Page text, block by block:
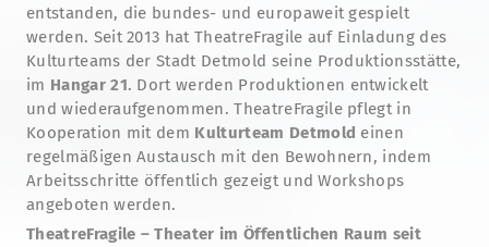
entstanden, die bundes- und europaweit gespielt
werden. Seit 2013 hat TheatreFragile auf Einladung des
Kulturteams der Stadt Detmold seine Produktionsstätte,
im Hangar 21. Dort werden Produktionen entwickelt
und wiederaufgenommen. TheatreFragile pflegt in
Kooperation mit dem Kulturteam Detmold einen
regelmäßigen Austausch mit den Bewohnern, indem
Arbeitsschritte öffentlich gezeigt und Workshops
angeboten werden.
TheatreFragile – Theater im Öffentlichen Raum seit